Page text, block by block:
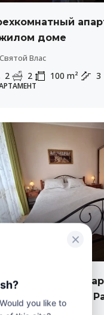
доме
Святой Влас
2 2 100 m² 3
“Izida
you like to